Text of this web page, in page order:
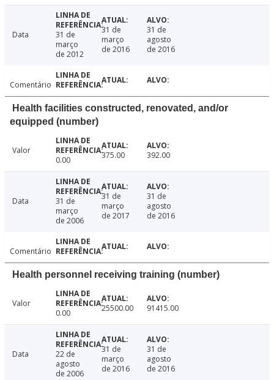
Data
31 de
março
de 2012
31 de
março
de 2016
31 de
agosto
de 2016
Comentário
Health facilities constructed, renovated, and/or
equipped (number)
Valor
0.00
375.00 392.00
Data
31 de
março
de 2006
31 de
março
de 2017
31 de
agosto
de 2016
Comentário
Health personnel receiving training (number)
Valor
0.00
25500.00 91415.00
Data
22 de
agosto
de 2006
31 de
março
de 2016
31 de
agosto
de 2016